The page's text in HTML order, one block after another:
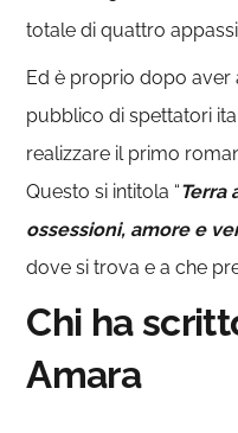
totale di quattro
Ed è proprio dopo aver
pubblico di spettatori
realizzare il primo
Questo si intitola “Terra
ossessioni, amore e
dove si trova e a che
Chi ha
Amara